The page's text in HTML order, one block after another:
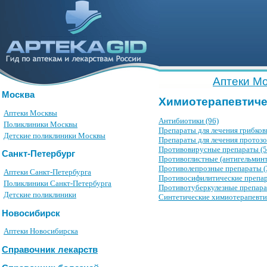
Аптеки
Москва
Аптеки Москвы
Поликлиники Москвы
Детские поликлиники Москвы
Санкт-Петербург
Аптеки Санкт-Петербурга
Поликлиники Санкт-Петербурга
Детские поликлиники
Новосибирск
Аптеки Новосибирска
Справочник лекарств
Антибиотики (96)
Препараты для лечения
Препараты для лечения
Противовирусные препараты
Противоглистные
Противолепрозные препараты
Противосифилитические
Противотуберкулезные
Синтетические